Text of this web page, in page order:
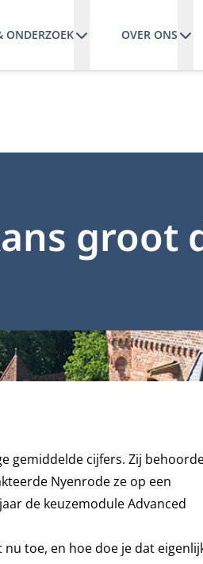
ONDERZOEK OVER ONS
groot
gemiddelde cijfers. Zij
Nyenrode ze op een
de keuzemodule Advanced
toe, en hoe doe je dat